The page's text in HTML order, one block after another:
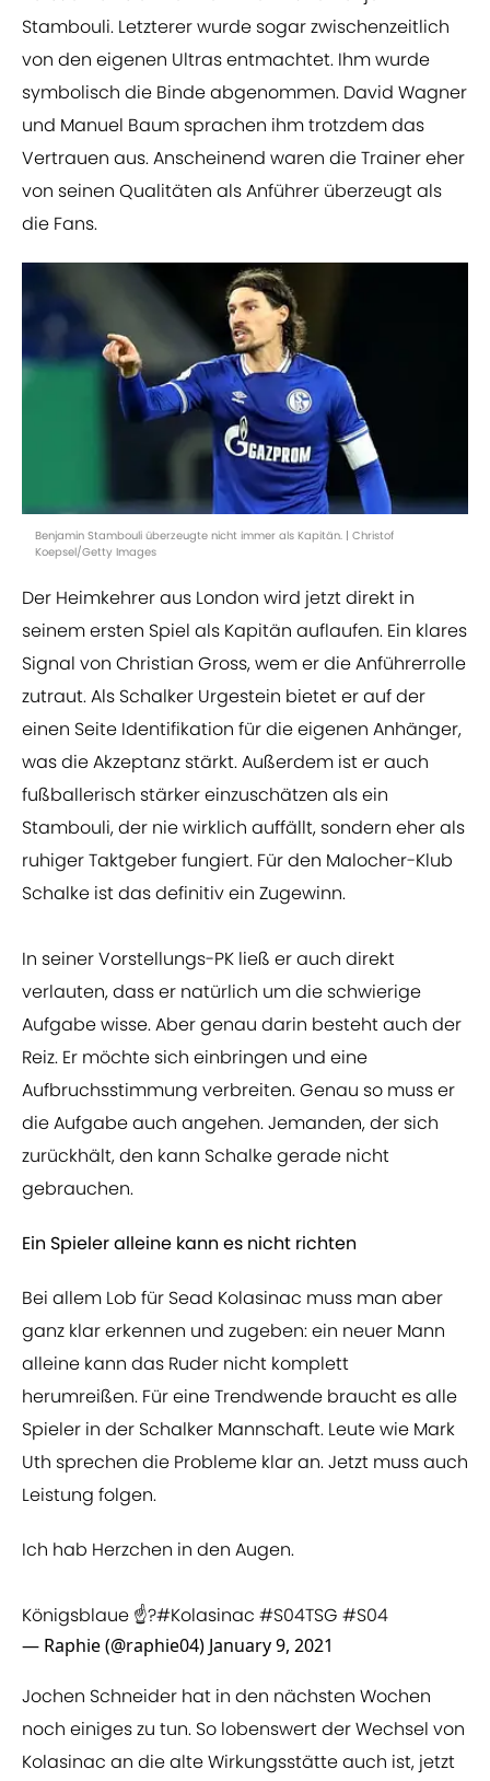
Stambouli. Letzterer wurde sogar zwischenzeitlich
von den eigenen Ultras entmachtet. Ihm wurde
symbolisch die Binde abgenommen. David Wagner
und Manuel Baum sprachen ihm trotzdem das
Vertrauen aus. Anscheinend waren die Trainer eher
von seinen Qualitäten als Anführer überzeugt als
die Fans.
Benjamin Stambouli überzeugte nicht immer als Kapitän. | Christof
Koepsel/Getty Images
Der Heimkehrer aus London wird jetzt direkt in
seinem ersten Spiel als Kapitän auflaufen. Ein klares
Signal von Christian Gross, wem er die Anführerrolle
zutraut. Als Schalker Urgestein bietet er auf der
einen Seite Identifikation für die eigenen Anhänger,
was die Akzeptanz stärkt. Außerdem ist er auch
fußballerisch stärker einzuschätzen als ein
Stambouli, der nie wirklich auffällt, sondern eher als
ruhiger Taktgeber fungiert. Für den Malocher-Klub
Schalke ist das definitiv ein Zugewinn.
In seiner Vorstellungs-PK ließ er auch direkt
verlauten, dass er natürlich um die schwierige
Aufgabe wisse. Aber genau darin besteht auch der
Reiz. Er möchte sich einbringen und eine
Aufbruchsstimmung verbreiten. Genau so muss er
die Aufgabe auch angehen. Jemanden, der sich
zurückhält, den kann Schalke gerade nicht
gebrauchen.
Ein Spieler alleine kann es nicht richten
Bei allem Lob für Sead Kolasinac muss man aber
ganz klar erkennen und zugeben: ein neuer Mann
alleine kann das Ruder nicht komplett
herumreißen. Für eine Trendwende braucht es alle
Spieler in der Schalker Mannschaft. Leute wie Mark
Uth sprechen die Probleme klar an. Jetzt muss auch
Leistung folgen.
Ich hab Herzchen in den Augen.
Königsblaue ☝?#Kolasinac #S04TSG #S04
— Raphie (@raphie04) January 9, 2021
Jochen Schneider hat in den nächsten Wochen
noch einiges zu tun. So lobenswert der Wechsel von
Kolasinac an die alte Wirkungsstätte auch ist, jetzt